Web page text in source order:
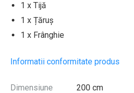
1 x Tijă
1 x Țăruș
1 x Frânghie
Informatii conformitate produs
Dimensiune
200 cm